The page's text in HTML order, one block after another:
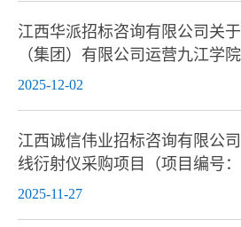
江西华派招标咨询有限公司关
（集团）有限公司运营九江学
2025-12-02
江西诚信伟业招标咨询有限公
线衍射仪采购项目（项目编号
2025-11-27